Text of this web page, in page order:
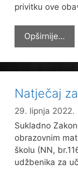
privitku ove
Opširnije…
za
Natječaj
29. lipnja 2022.
Sukladno
obrazovnim
školu (NN,
udžbenika za